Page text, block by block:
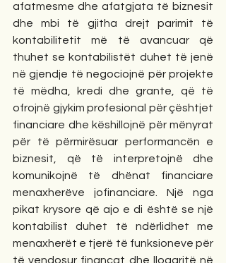
afatmesme dhe afatgjata të biznesit
dhe mbi të gjitha drejt parimit të
kontabilitetit më të avancuar që
thuhet se kontabilistët duhet të jenë
në gjendje të negociojnë për projekte
të mëdha, kredi dhe grante, që të
ofrojnë gjykim profesional për çështjet
financiare dhe këshillojnë për mënyrat
për të përmirësuar performancën e
biznesit, që të interpretojnë dhe
komunikojnë të dhënat financiare
menaxherëve jofinanciare. Një nga
pikat krysore që ajo e di është se një
kontabilist duhet të ndërlidhet me
menaxherët e tjerë të funksioneve për
të vendosur financat dhe llogaritë në